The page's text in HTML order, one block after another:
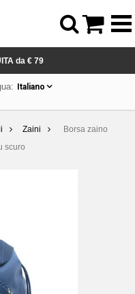
da € 79
Italiano
Zaini
Borsa zaino
scuro
 